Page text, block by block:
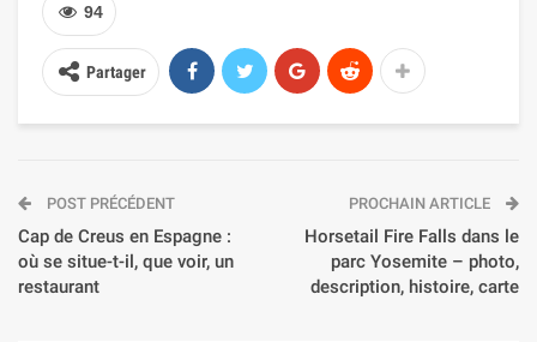
94
Partager
POST PRÉCÉDENT
Cap de Creus en Espagne :
où se situe-t-il, que voir, un
restaurant
PROCHAIN ARTICLE
Horsetail Fire Falls dans le
parc Yosemite – photo,
description, histoire, carte